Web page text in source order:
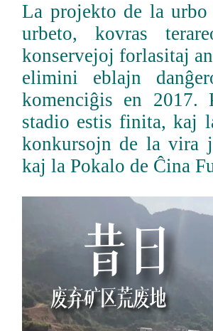
La projekto de la
urbeto, kovras
konservejoj forlasitaj
elimini eblajn
komenciĝis en 2017.
stadio estis finita, kaj
konkursojn de la vira
kaj la Pokalo de Ĉina